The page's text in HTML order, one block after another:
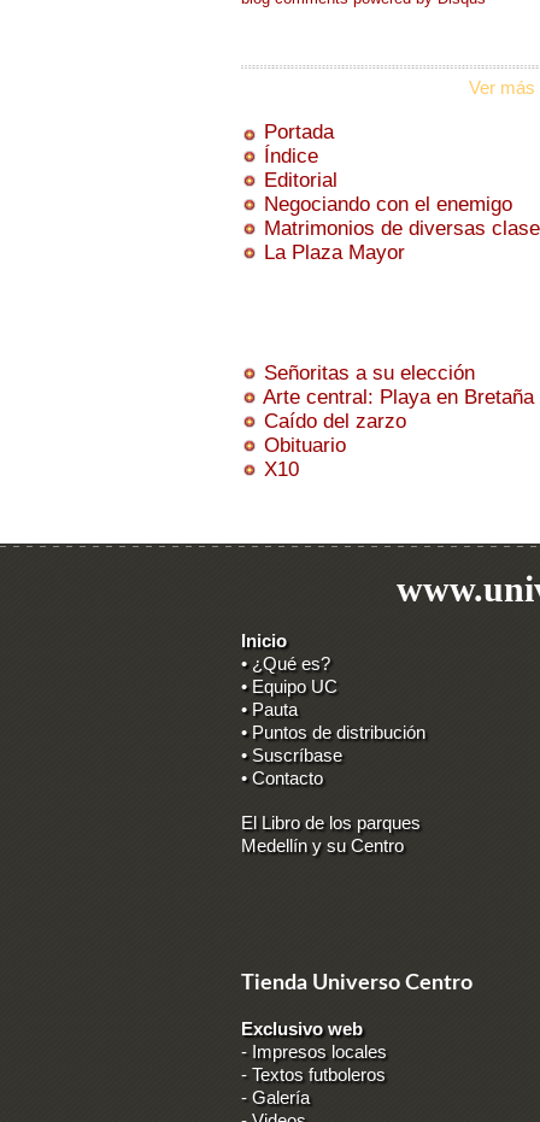
Ver más
Portada
Índice
Editorial
Negociando con el enemigo
Matrimonios de diversas
La Plaza Mayor
Señoritas a su elección
Arte central: Playa en Bretaña
Caído del zarzo
Obituario
X10
Inicio
• ¿Qué es?
• Equipo UC
• Pauta
• Puntos de distribución
• Suscríbase
• Contacto
El Libro de los parques
Medellín y su Centro
Tienda Universo Centro
Exclusivo web
- Impresos locales
- Textos futboleros
-Galería